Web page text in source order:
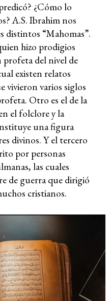
¿Cómo lo
A.S. Ibrahim nos
distintos “Mahomas”.
hizo prodigios
profeta del nivel de
existen relatos
vivieron varios siglos
Otro es el de la
el folclore y la
una figura
divinos. Y el tercero
por personas
las cuales
de guerra que dirigió
cristianos.